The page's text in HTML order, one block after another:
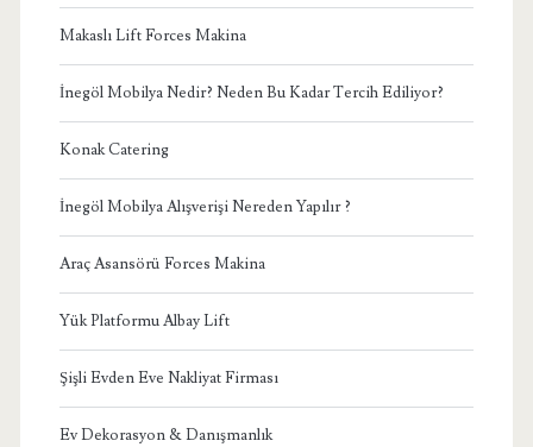
Makaslı Lift Forces Makina
İnegöl Mobilya Nedir? Neden Bu Kadar Tercih Ediliyor?
Konak Catering
İnegöl Mobilya Alışverişi Nereden Yapılır ?
Araç Asansörü Forces Makina
Yük Platformu Albay Lift
Şişli Evden Eve Nakliyat Firması
Ev Dekorasyon & Danışmanlık